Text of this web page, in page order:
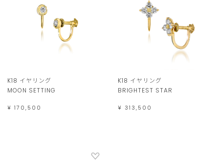
K18 イヤリング
MOON SETTING
¥ 170,500
K18 イヤリング
BRIGHTEST STAR
¥ 313,500